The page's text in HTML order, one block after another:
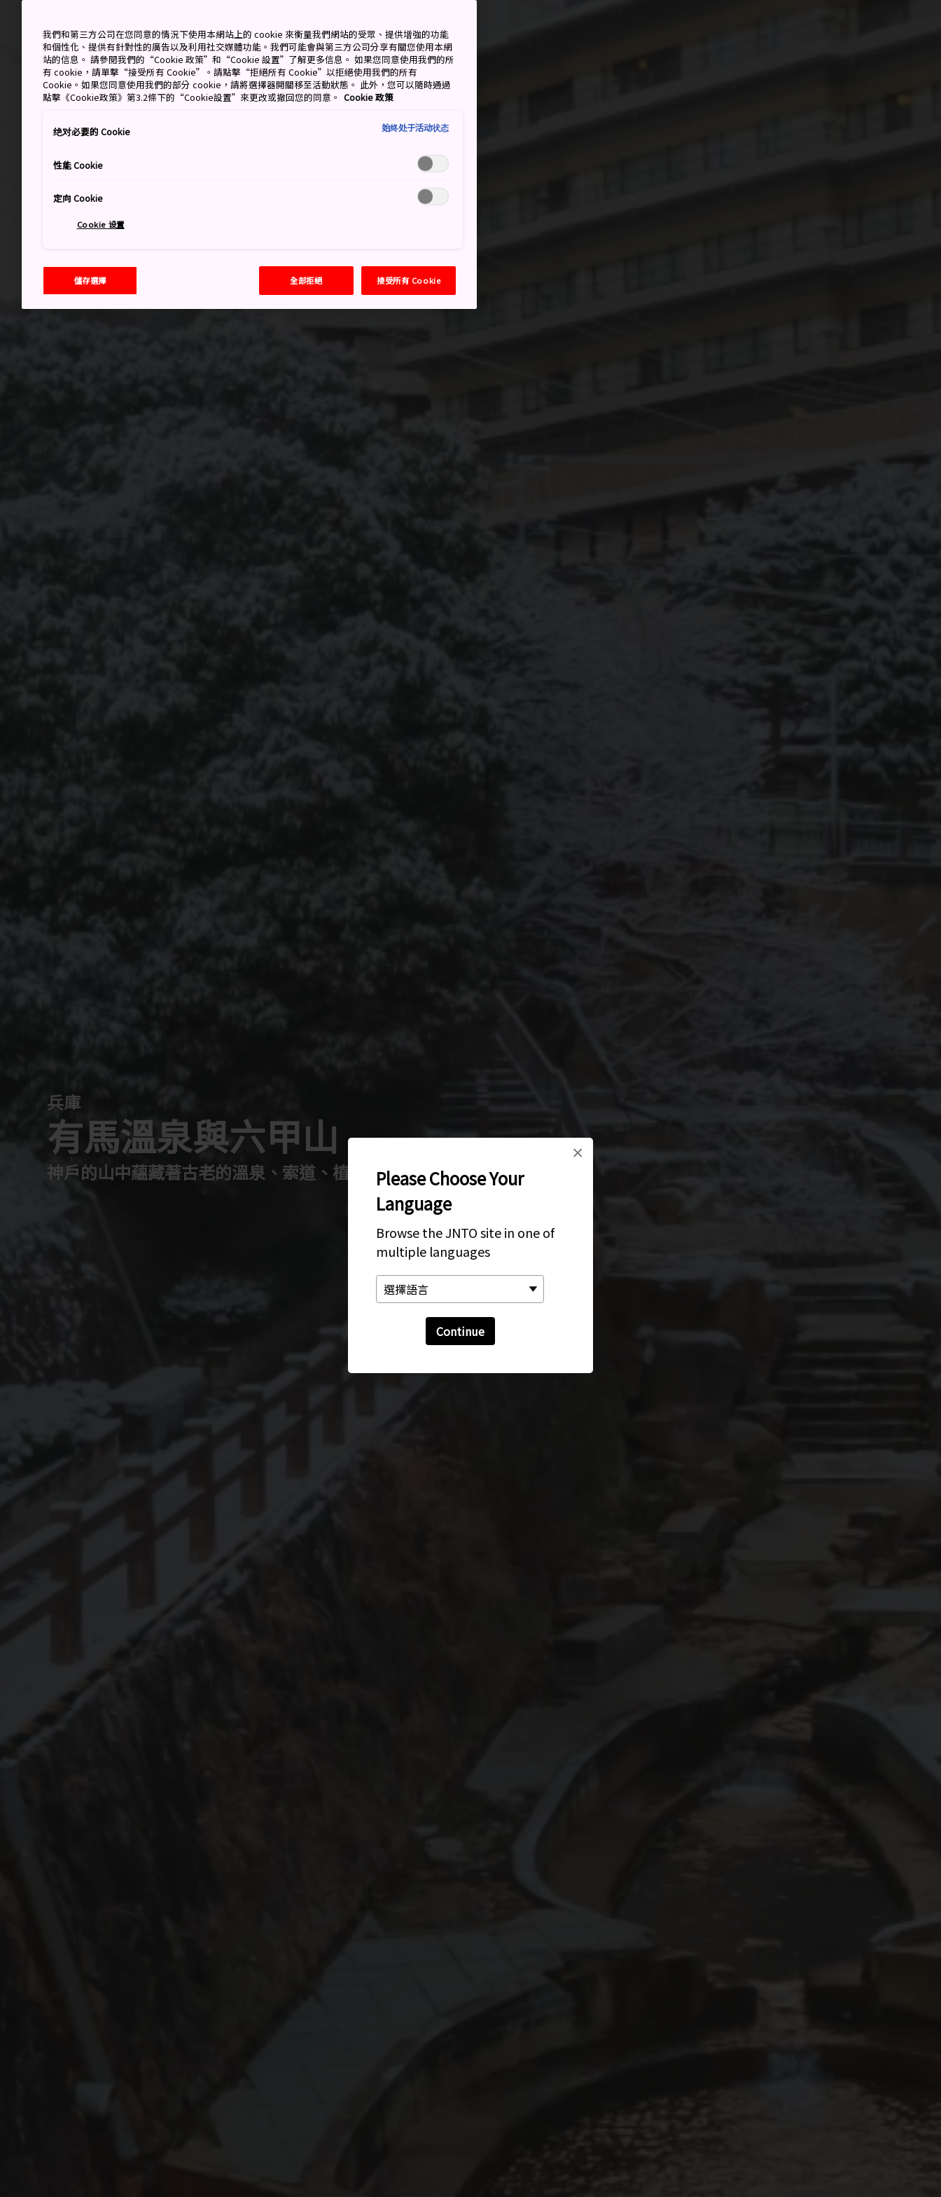
Please Choose Your
Language
Browse the JNTO site in one of
multiple languages
Continue
×
兵庫
有馬溫泉與六甲山
神戶的山中蘊藏著古老的溫泉、索道、植物園和馬場。
我們和第三方公司在您同意的情況下使用本網站上的 cookie 來衡量我們網站的受眾、提供增強的功能
和個性化、提供有針對性的廣告以及利用社交媒體功能。我們可能會與第三方公司分享有關您使用本網
站的信息。 請參閱我們的“Cookie 政策”和“Cookie 設置”了解更多信息。 如果您同意使用我們的所
有 cookie，請單擊“接受所有 Cookie”。請點擊“拒絕所有 Cookie”以拒絕使用我們的所有
Cookie。如果您同意使用我們的部分 cookie，請將選擇器開關移至活動狀態。 此外，您可以隨時通過
點擊《Cookie政策》第3.2條下的“Cookie設置”來更改或撤回您的同意。 Cookie 政策
绝对必要的 Cookie 始终处于活动状态
性能 Cookie
定向 Cookie
Cookie 设置
儲存選擇 全部拒絕 接受所有 Cookie